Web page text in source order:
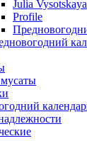
Julia Vysotskaya
Profile